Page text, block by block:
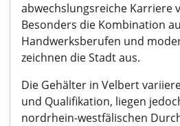
abwechslungsreiche Karriere
Besonders die Kombination
Handwerksberufen und
zeichnen die Stadt aus.
Die Gehälter in Velbert
und Qualifikation, liegen
nordrhein-westfälischen